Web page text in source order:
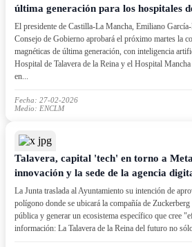
última generación para los hospitales
El presidente de Castilla-La Mancha, Emiliano García-
Consejo de Gobierno aprobará el próximo martes la
magnéticas de última generación, con inteligencia
Hospital de Talavera de la Reina y el Hospital
en...
Fecha: 27-02-2026
Medio: ENCLM
Talavera, capital 'tech' en torno a
innovación y la sede de la agencia
La Junta traslada al Ayuntamiento su intención de
polígono donde se ubicará la compañía de
pública y generar un ecosistema específico que cree
información: La Talavera de la Reina del futuro no